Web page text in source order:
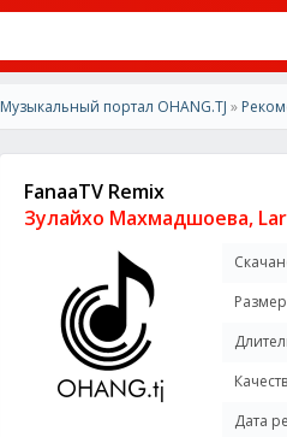
Музыкальный портал OHANG.TJ »
FanaaTV Remix
Зулайхо Махмадшоева,
Дата